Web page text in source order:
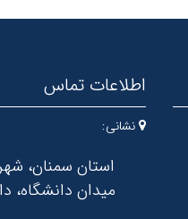
اطلاعات تماس
نشانی:
استان سمنان،
میدان دانشگاه،